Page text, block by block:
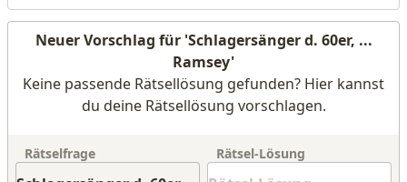
Neuer Vorschlag für 'Schlagersänger d. 60er, ...
Ramsey'
Keine passende Rätsellösung gefunden? Hier kannst
du deine Rätsellösung vorschlagen.
Rätselfrage Rätsel-Lösung